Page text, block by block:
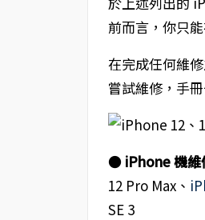
前而言，你只
在完成任何維
嘗試維修，手
● iPhone 機維
12 Pro Max、
SE 3